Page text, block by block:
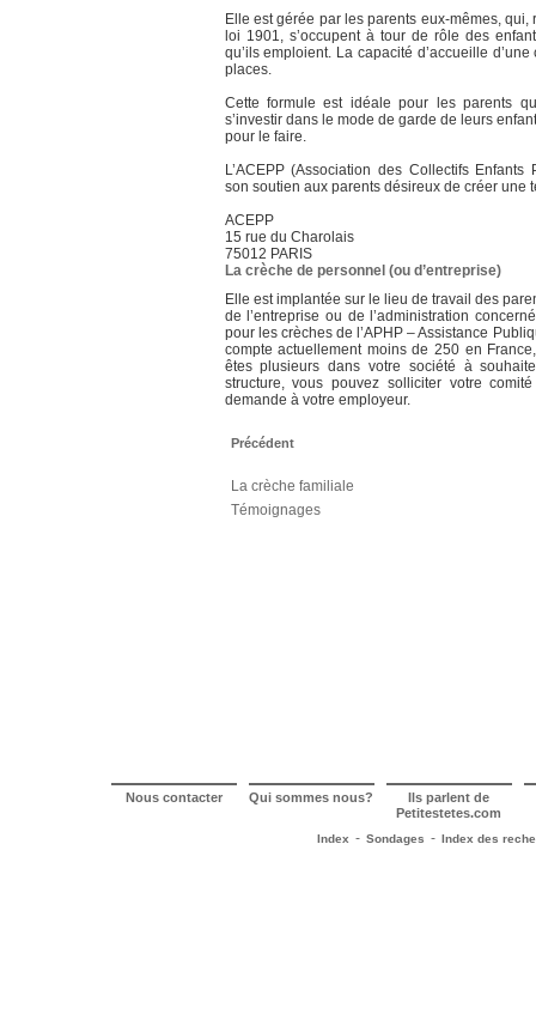
Elle est gérée par les parents eux-mêmes,
loi 1901, s’occupent à tour de rôle des
qu’ils emploient. La capacité d’accueille
places.
Cette formule est idéale pour les parents
s’investir dans le mode de garde de leurs
pour le faire.
L’ACEPP (Association des Collectifs
son soutien aux parents désireux de créer une
ACEPP
15 rue du Charolais
75012 PARIS
La crèche de personnel (ou d’entreprise)
Elle est implantée sur le lieu de travail des
de l’entreprise ou de l’administration
pour les crèches de l’APHP – Assistance
compte actuellement moins de 250 en
êtes plusieurs dans votre société à
structure, vous pouvez solliciter votre
demande à votre employeur.
Précédent
La crèche familiale
Témoignages
Nous contacter Qui sommes nous? Ils parlent de
Petitestetes.com
Index - Sondages - Index des